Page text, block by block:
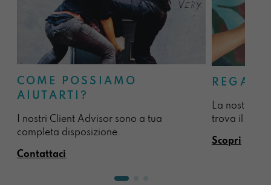
COME POSSIAMO
AIUTARTI?
I nostri Client Advisor sono a tua
completa disposizione.
Contattaci
La nostra
trova il
Scopri